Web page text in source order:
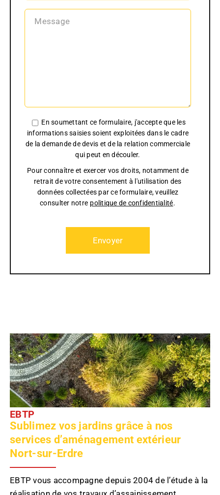
Message
En soumettant ce formulaire, j'accepte que les
informations saisies soient exploitées dans le cadre
de la demande de devis et de la relation commerciale
qui peut en découler.
Pour connaître et exercer vos droits, notamment de
retrait de votre consentement à l'utilisation des
données collectées par ce formulaire, veuillez
consulter notre politique de confidentialité.
EBTP
Sublimez vos jardins grâce à nos
services d’aménagement extérieur
Nort-sur-Erdre
EBTP vous accompagne depuis 2004 de l’étude à la
AMENAGEMENT
EXTERIEUR